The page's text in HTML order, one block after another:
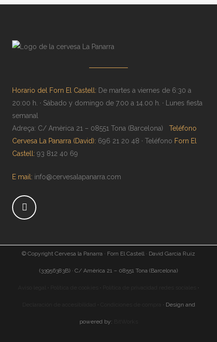
Horario del Forn El Castell: De martes a viernes de 6:30 a
20:00 h. · Sábado y domingo de 7.00 a 14.00 h. · Lunes fiesta
semanal
Adreça: C/ Amèrica 21 – 08551 Tona (Barcelona)
Teléfono
Cervesa La Panarra (David): 696 21 20 48 · Teléfono Forn El
Castell: 93 812 40 69
E mail: info@cervesalapanarra.com
© Copyright Cervesa la Panarra · Forn El Castell · David Garcia Ruiz
(33956383B) · C/ Amèrica 21 – 08551 Tona (Barcelona)
· · ·
· · Design and
powered by: